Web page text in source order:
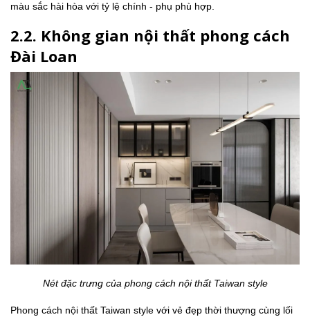
màu sắc hài hòa với tỷ lệ chính - phụ phù hợp.
2.2. Không gian nội thất phong cách
Đài Loan
Nét đặc trưng của phong cách nội thất Taiwan style
Phong cách nội thất Taiwan style với vẻ đẹp thời thượng cùng lối